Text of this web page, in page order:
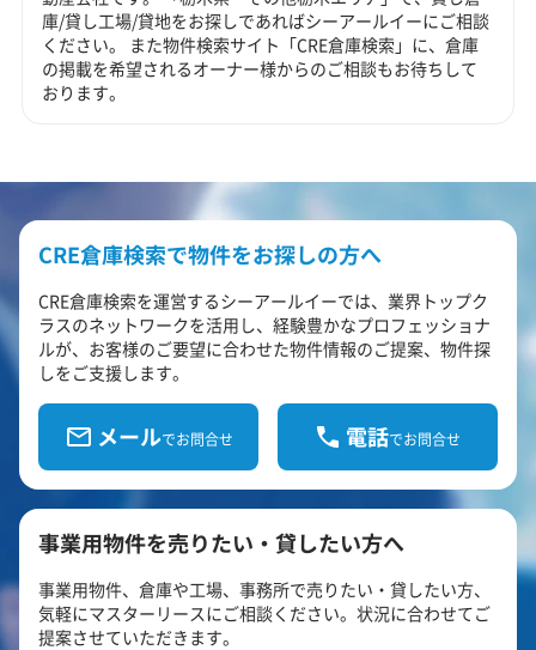
庫/貸し工場/貸地をお探しであればシーアールイーにご相談
ください。 また物件検索サイト「CRE倉庫検索」に、倉庫
の掲載を希望されるオーナー様からのご相談もお待ちして
おります。
CRE倉庫検索で物件をお探しの方へ
CRE倉庫検索を運営するシーアールイーでは、業界トップク
ラスのネットワークを活用し、経験豊かなプロフェッショナ
ルが、お客様のご要望に合わせた物件情報のご提案、物件探
しをご支援します。
メールでお問合せ 電話でお問合せ
事業用物件を売りたい・貸したい方へ
事業用物件、倉庫や工場、事務所で売りたい・貸したい方、
気軽にマスターリースにご相談ください。状況に合わせてご
提案させていただきます。